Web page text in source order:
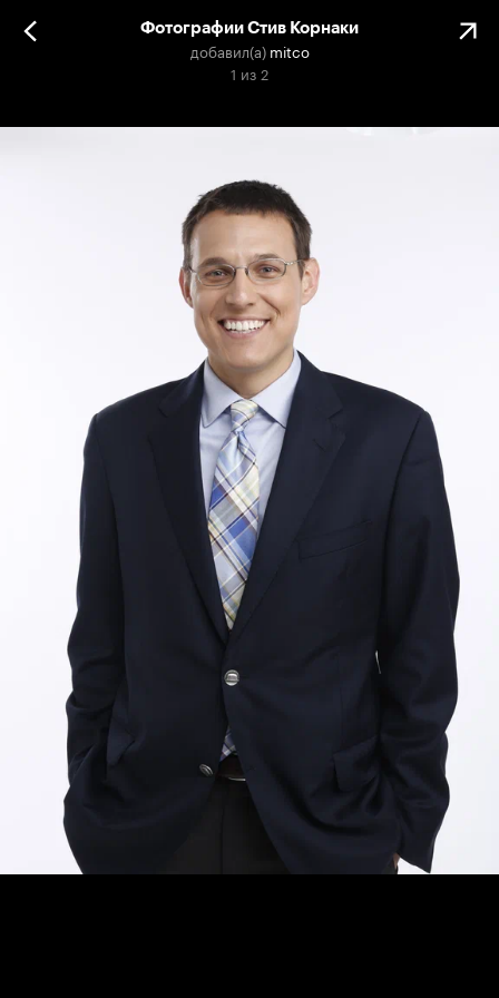
Фотографии Стив Корнаки
добавил(а) mitco
1 из 2